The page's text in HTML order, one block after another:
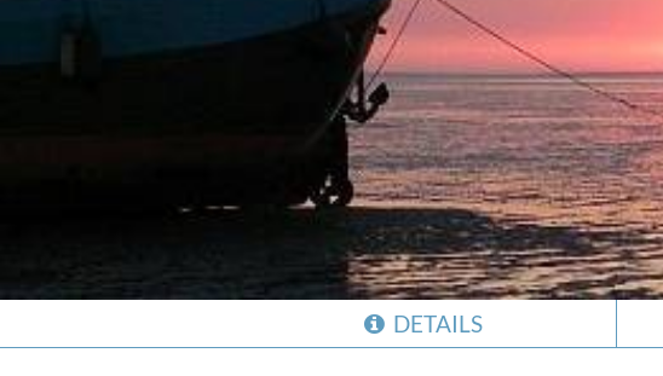
DETAILS